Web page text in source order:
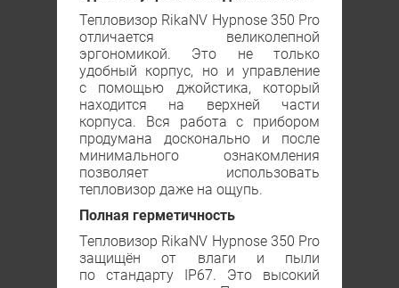
Тепловизор RikaNV Hypnose 350 Рro
отличается великолепной
эргономикой. Это не только
удобный корпус, но и управление
с помощью джойстика, который
находится на верхней части
корпуса. Вся работа с прибором
продумана досконально и после
минимального ознакомления
позволяет использовать
тепловизор даже на ощупь.
Полная герметичность
Тепловизор RikaNV Hypnose 350 Рro
защищён от влаги и пыли
по стандарту IP67. Это высокий